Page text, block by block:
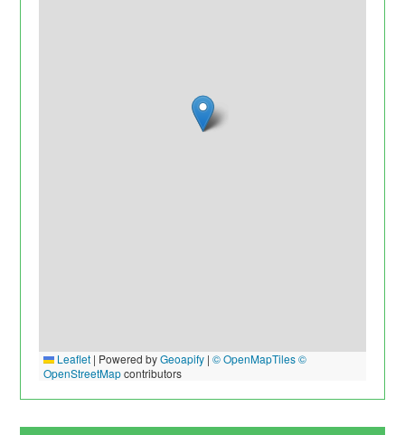
Leaflet | Powered byGeoapify |© OpenMapTiles ©
OpenStreetMapcontributors